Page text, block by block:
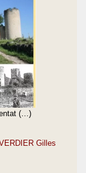
(…)
Gilles